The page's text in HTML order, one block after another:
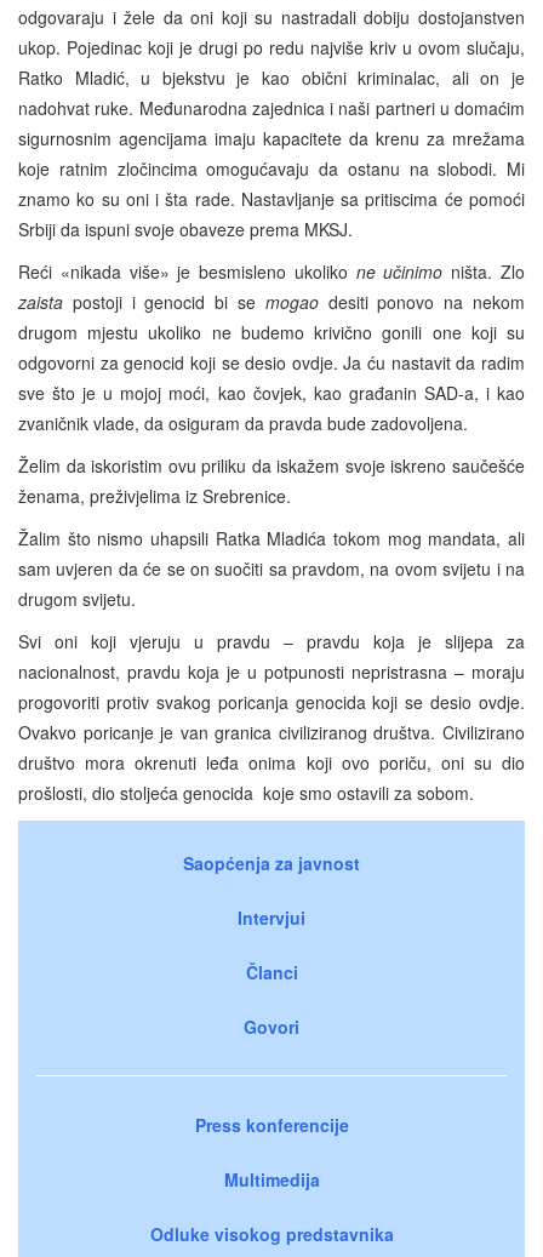
odgovaraju i žele da oni koji su nastradali dobiju dostojanstven
ukop. Pojedinac koji je drugi po redu najviše kriv u ovom slučaju,
Ratko Mladić, u bjekstvu je kao obični kriminalac, ali on je
nadohvat ruke. Međunarodna zajednica i naši partneri u domaćim
sigurnosnim agencijama imaju kapacitete da krenu za mrežama
koje ratnim zločincima omogućavaju da ostanu na slobodi. Mi
znamo ko su oni i šta rade. Nastavljanje sa pritiscima će pomoći
Srbiji da ispuni svoje obaveze prema MKSJ.
Reći «nikada više» je besmisleno ukoliko ne učinimo ništa. Zlo
zaista postoji i genocid bi se mogao desiti ponovo na nekom
drugom mjestu ukoliko ne budemo krivično gonili one koji su
odgovorni za genocid koji se desio ovdje. Ja ću nastavit da radim
sve što je u mojoj moći, kao čovjek, kao građanin SAD-a, i kao
zvaničnik vlade, da osiguram da pravda bude zadovoljena.
Želim da iskoristim ovu priliku da iskažem svoje iskreno saučešće
ženama, preživjelima iz Srebrenice.
Žalim što nismo uhapsili Ratka Mladića tokom mog mandata, ali
sam uvjeren da će se on suočiti sa pravdom, na ovom svijetu i na
drugom svijetu.
Svi oni koji vjeruju u pravdu – pravdu koja je slijepa za
nacionalnost, pravdu koja je u potpunosti nepristrasna – moraju
progovoriti protiv svakog poricanja genocida koji se desio ovdje.
Ovakvo poricanje je van granica civiliziranog društva. Civilizirano
društvo mora okrenuti leđa onima koji ovo poriču, oni su dio
prošlosti, dio stoljeća genocida koje smo ostavili za sobom.
Saopćenja za javnost
Intervjui
Članci
Govori
Press konferencije
Multimedija
Odluke visokog predstavnika